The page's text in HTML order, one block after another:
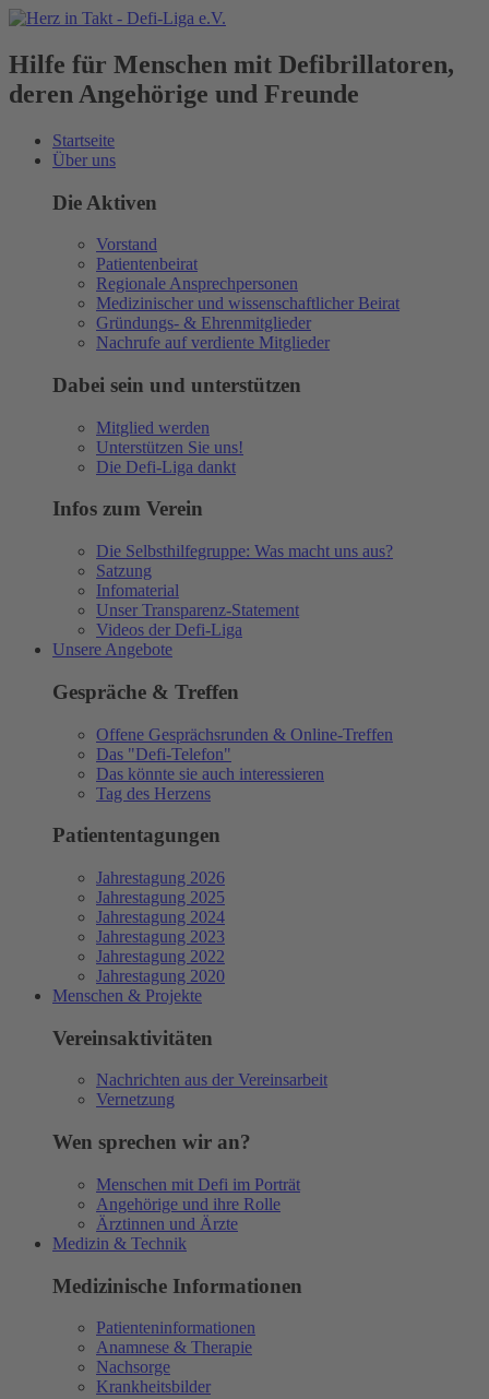
Hilfe für Menschen mit Defibrillatoren,
deren Angehörige und Freunde
Startseite
Über uns
Die Aktiven
Vorstand
Patientenbeirat
Regionale Ansprechpersonen
Medizinischer und wissenschaftlicher Beirat
Gründungs- & Ehrenmitglieder
Nachrufe auf verdiente Mitglieder
Dabei sein und unterstützen
Mitglied werden
Unterstützen Sie uns!
Die Defi-Liga dankt
Infos zum Verein
Die Selbsthilfegruppe: Was macht uns aus?
Satzung
Infomaterial
Unser Transparenz-Statement
Videos der Defi-Liga
Unsere Angebote
Gespräche & Treffen
Offene Gesprächsrunden & Online-Treffen
Das "Defi-Telefon"
Das könnte sie auch interessieren
Tag des Herzens
Patiententagungen
Jahrestagung 2026
Jahrestagung 2025
Jahrestagung 2024
Jahrestagung 2023
Jahrestagung 2022
Jahrestagung 2020
Menschen & Projekte
Vereinsaktivitäten
Nachrichten aus der Vereinsarbeit
Vernetzung
Wen sprechen wir an?
Menschen mit Defi im Porträt
Angehörige und ihre Rolle
Ärztinnen und Ärzte
Medizin & Technik
Medizinische Informationen
Patienteninformationen
Anamnese & Therapie
Nachsorge
Krankheitsbilder